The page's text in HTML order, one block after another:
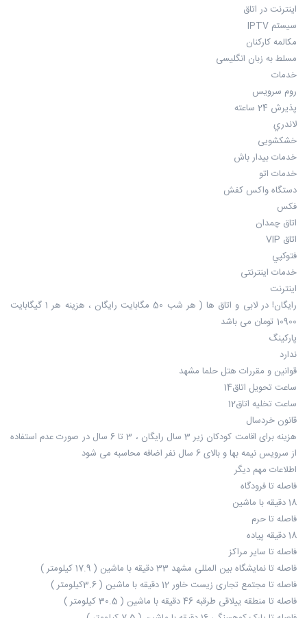
اينترنت در اتاق
سيستم IPTV
مكالمه كاركنان
مسلط به زبان انگليسی
خدمات
روم سرويس
پذيرش 24 ساعته
لاندري
خشکشویی
خدمات بيدار باش
خدمات اتو
دستگاه واکس کفش
فكس
اتاق چمدان
اتاق VIP
فتوكپي
خدمات اینترنتی
اینترنت
رایگان! در لابی و اتاق ها ( هر شب 50 مگابایت رایگان ، هزینه هر 1 گیگابایت
10900 تومان می باشد
پارکینگ
ندارد
قوانین و مقررات هتل حلما مشهد
ساعت تحويل اتاق14
ساعت تخلیه اتاق12
قانون خردسال
هزینه برای اقامت کودکان زیر 3 سال رایگان ، 3 تا 6 سال در صورت عدم استفاده
از سرویس نیمه بها و بالای 6 سال نفر اضافه محاسبه می شود
اطلاعات مهم دیگر
فاصله تا فرودگاه
18 دقیقه با ماشین
فاصله تا حرم
18 دقیقه پیاده
فاصله تا سایر مراکز
فاصله تا نمایشگاه بین المللی مشهد 33 دقیقه با ماشین ( 17.9 کیلومتر )
فاصله تا مجتمع تجاری زیست خاور 12 دقیقه با ماشین ( 3.6کیلومتر )
فاصله تا منطقه ییلاقی طرقبه 46 دقیقه با ماشین ( 30.5 کیلومتر )